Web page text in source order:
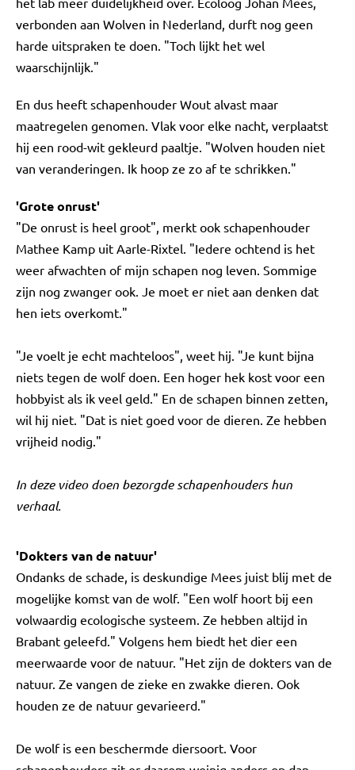
verbonden aan Wolven in Nederland, durft nog geen
harde uitspraken te doen. "Toch lijkt het wel
waarschijnlijk."
En dus heeft schapenhouder Wout alvast maar
maatregelen genomen. Vlak voor elke nacht, verplaatst
hij een rood-wit gekleurd paaltje. "Wolven houden niet
van veranderingen. Ik hoop ze zo af te schrikken."
'Grote onrust'
"De onrust is heel groot", merkt ook schapenhouder
Mathee Kamp uit Aarle-Rixtel. "Iedere ochtend is het
weer afwachten of mijn schapen nog leven. Sommige
zijn nog zwanger ook. Je moet er niet aan denken dat
hen iets overkomt."
"Je voelt je echt machteloos", weet hij. "Je kunt bijna
niets tegen de wolf doen. Een hoger hek kost voor een
hobbyist als ik veel geld." En de schapen binnen zetten,
wil hij niet. "Dat is niet goed voor de dieren. Ze hebben
vrijheid nodig."
In deze video doen bezorgde schapenhouders hun
verhaal.
'Dokters van de natuur'
Ondanks de schade, is deskundige Mees juist blij met de
mogelijke komst van de wolf. "Een wolf hoort bij een
volwaardig ecologische systeem. Ze hebben altijd in
Brabant geleefd." Volgens hem biedt het dier een
meerwaarde voor de natuur. "Het zijn de dokters van de
natuur. Ze vangen de zieke en zwakke dieren. Ook
houden ze de natuur gevarieerd."
De wolf is een beschermde diersoort. Voor